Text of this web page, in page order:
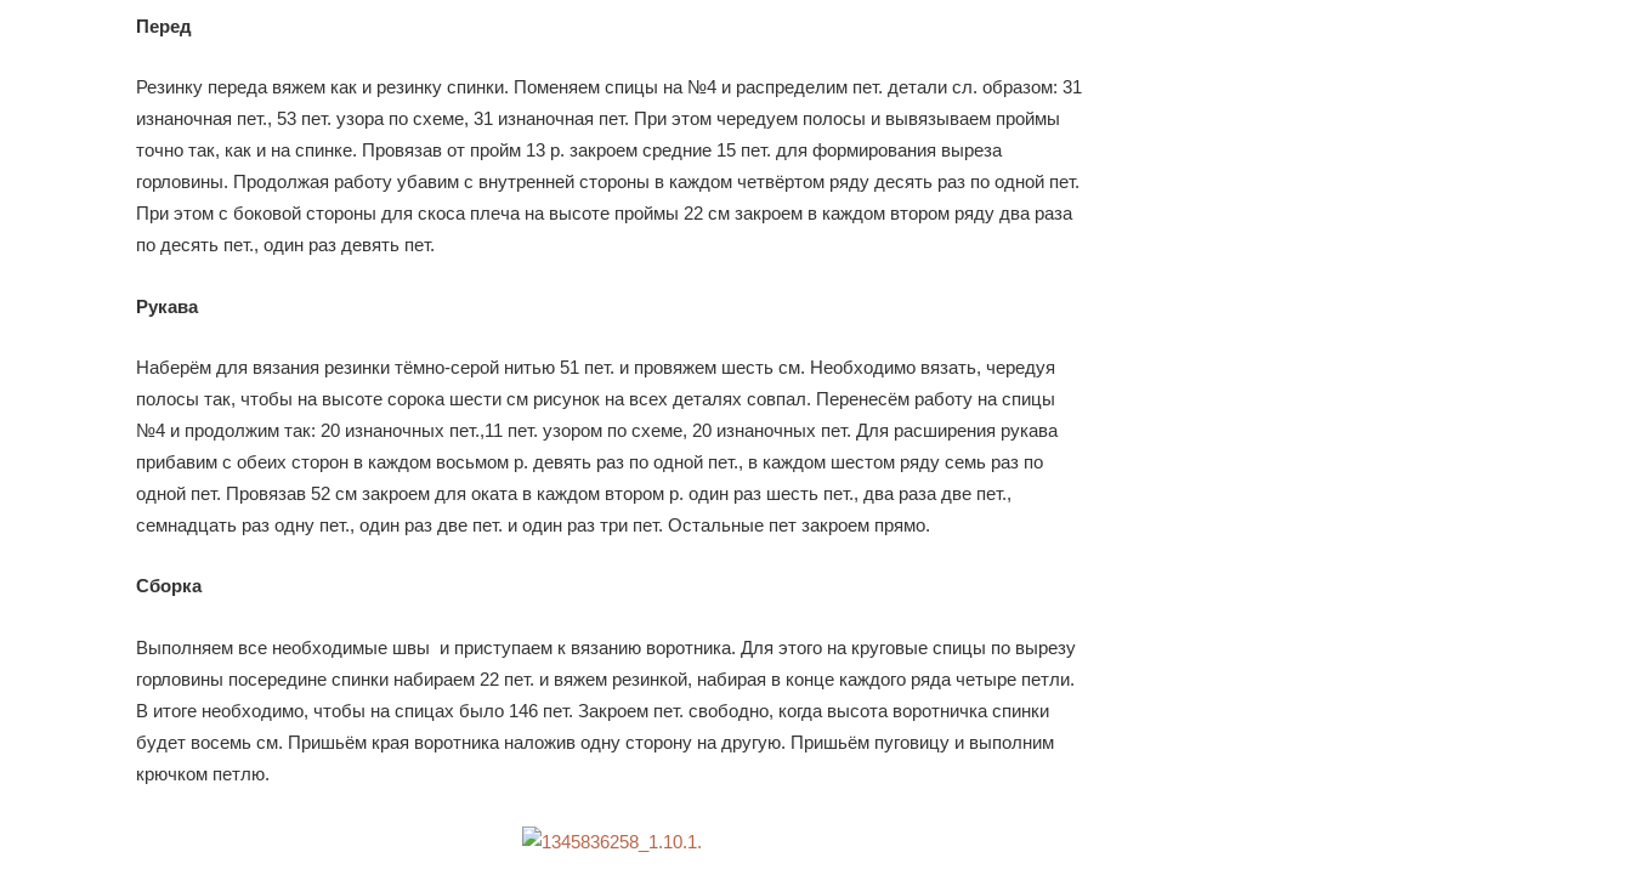
Перед
Резинку переда вяжем как и резинку спинки. Поменяем спицы на №4 и распределим пет. детали сл. образом: 31
изнаночная пет., 53 пет. узора по схеме, 31 изнаночная пет. При этом чередуем полосы и вывязываем проймы
точно так, как и на спинке. Провязав от пройм 13 р. закроем средние 15 пет. для формирования выреза
горловины. Продолжая работу убавим с внутренней стороны в каждом четвёртом ряду десять раз по одной пет.
При этом с боковой стороны для скоса плеча на высоте проймы 22 см закроем в каждом втором ряду два раза
по десять пет., один раз девять пет.
Рукава
Наберём для вязания резинки тёмно-серой нитью 51 пет. и провяжем шесть см. Необходимо вязать, чередуя
полосы так, чтобы на высоте сорока шести см рисунок на всех деталях совпал. Перенесём работу на спицы
№4 и продолжим так: 20 изнаночных пет.,11 пет. узором по схеме, 20 изнаночных пет. Для расширения рукава
прибавим с обеих сторон в каждом восьмом р. девять раз по одной пет., в каждом шестом ряду семь раз по
одной пет. Провязав 52 см закроем для оката в каждом втором р. один раз шесть пет., два раза две пет.,
семнадцать раз одну пет., один раз две пет. и один раз три пет. Остальные пет закроем прямо.
Сборка
Выполняем все необходимые швы и приступаем к вязанию воротника. Для этого на круговые спицы по вырезу
горловины посередине спинки набираем 22 пет. и вяжем резинкой, набирая в конце каждого ряда четыре петли.
В итоге необходимо, чтобы на спицах было 146 пет. Закроем пет. свободно, когда высота воротничка спинки
будет восемь см. Пришьём края воротника наложив одну сторону на другую. Пришьём пуговицу и выполним
крючком петлю.